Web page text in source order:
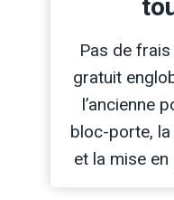
Pas de
gratuit
l’ancienne
bloc-porte,
et la mise